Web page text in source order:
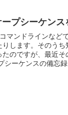
ープシーケン
マンドラインなど
します。そのう
のですが、最近
シーケンスの備忘録